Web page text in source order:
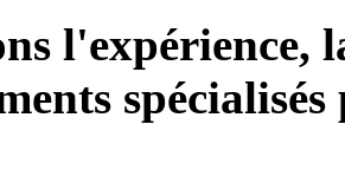
l'expérience,